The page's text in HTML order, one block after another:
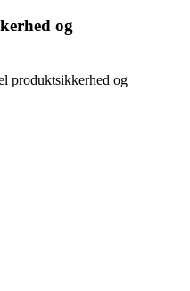
og
produktsikkerhed og